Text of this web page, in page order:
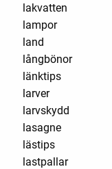
lakvatten
lampor
land
långbönor
länktips
larver
larvskydd
lasagne
lästips
lastpallar